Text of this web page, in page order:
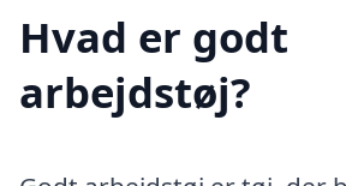
Hvad er godt
arbejdstøj?